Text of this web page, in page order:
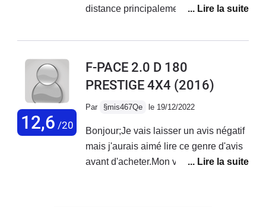
pour crapahuter dans les champs...
distance principalement. Turbo hs a
garagiste indépendant. Vanne EGR
redémarrage impossible du véhicule
après un trajet mixte. Dépannage chez
démontage. La voiture n’as pas été
réparée et vendue en reprise en
garage. Qualité de fabrication des
12,6 /20
F-PACE 2.0 D 180
PRESTIGE 4X4 (2016)
Par §mis467Qe le 19/12/2022
Bonjour;Je vais laisser un avis négatif
mais j'aurais aimé lire ce genre d'avis
avant d'acheter.Mon véhicule qui avait